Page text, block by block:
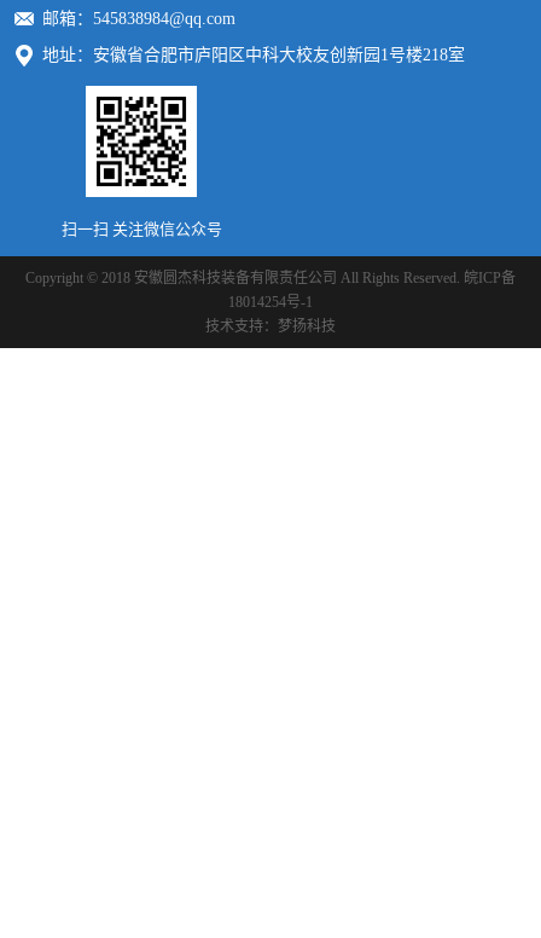
邮箱：545838984@qq.com
地址：安徽省合肥市庐阳区中科大校友创新园1号楼218室
扫一扫 关注微信公众号
Copyright © 2018 安徽圆杰科技装备有限责任公司 All Rights Reserved. 皖ICP备
18014254号-1
技术支持： 梦扬科技